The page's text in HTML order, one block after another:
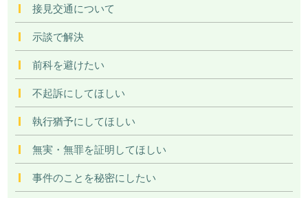
接見交通について
示談で解決
前科を避けたい
不起訴にしてほしい
執行猶予にしてほしい
無実・無罪を証明してほしい
事件のことを秘密にしたい